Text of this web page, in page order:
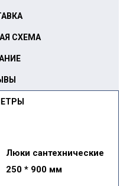
СХЕМА
Люки сантехнические
250 * 900 мм